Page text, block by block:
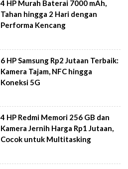
4 HP Murah Baterai 7000 mAh,
Tahan hingga 2 Hari dengan
Performa Kencang
6 HP Samsung Rp2 Jutaan Terbaik:
Kamera Tajam, NFC hingga
Koneksi 5G
4 HP Redmi Memori 256 GB dan
Kamera Jernih Harga Rp1 Jutaan,
Cocok untuk Multitasking